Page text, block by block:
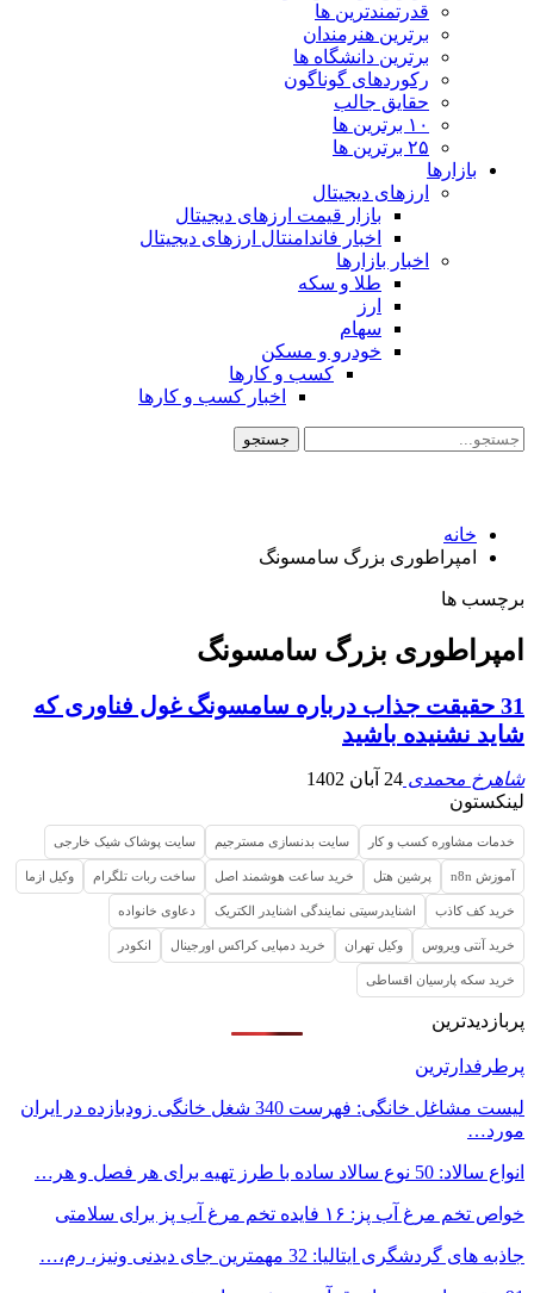
قدرتمندترین ها
برترین هنرمندان
برترین دانشگاه ها
رکوردهای گوناگون
حقایق جالب
۱۰ برترین ها
۲۵ برترین ها
بازارها
ارزهای دیجیتال
بازار قیمت ارزهای دیجیتال
اخبار فاندامنتال ارزهای دیجیتال
اخبار بازارها
طلا و سکه
ارز
سهام
خودرو و مسکن
کسب و کارها
اخبار کسب و کارها
خانه
امپراطوری بزرگ سامسونگ
برچسب ها
امپراطوری بزرگ سامسونگ
31 حقیقت جذاب درباره سامسونگ غول فناوری که
شاید نشنیده باشید
شاهرخ محمدی 24 آبان 1402
لینکستون
خدمات مشاوره کسب و کار سایت بدنسازی مسترجیم سایت پوشاک شیک خارجی
آموزش n8n پرشین هتل خرید ساعت هوشمند اصل ساخت ربات تلگرام وکیل ازما
خرید کف کاذب اشنایدرسیتی نمایندگی اشنایدر الکتریک دعاوی خانواده
خرید آنتی ویروس وکیل تهران خرید دمپایی کراکس اورجینال انکودر
خرید سکه پارسیان اقساطی
پربازدیدترین
پرطرفدارترین
لیست مشاغل خانگی: فهرست 340 شغل خانگی زودبازده در ایران
مورد…
انواع سالاد: 50 نوع سالاد ساده با طرز تهیه برای هر فصل و هر…
خواص تخم مرغ آب پز: ۱۶ فایده تخم مرغ آب پز برای سلامتی
جاذبه های گردشگری ایتالیا: 32 مهمترین جای دیدنی ونیز، رم،…